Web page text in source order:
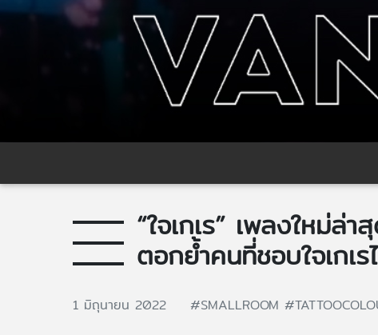
“ใจเกเร” เพลงใหม่ล่
ตอกย้ำคนที่ชอบใจเกเ
1 มิถุนายน 2022 #SMALLROOM